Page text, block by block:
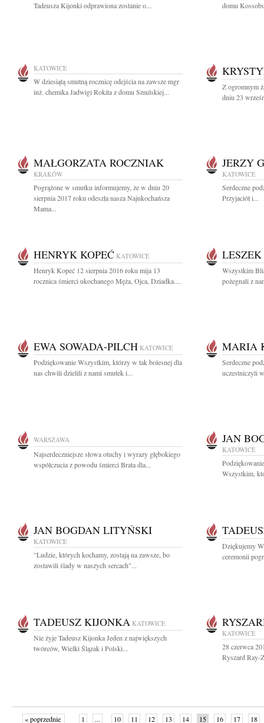
Tadeusza Kijonki odprawiona zostanie o...
domu
KATOWICE
W dziesiątą smutną rocznicę odejścia na zawsze mgr
inż. chemika Jadwigi Rokita z domu Smulskiej...
Z ogromnym
dniu 23
MAŁGORZATA ROCZNIAK
KRAKÓW
Pogrążone w smutku informujemy, że w dniu 20
sierpnia 2017 roku odeszła nasza Najukochańsza
Mama...
JERZY
KATOWICE
Serdeczne
Przyjaciół i...
HENRYK KOPEĆ KATOWICE
Henryk Kopeć 12 sierpnia 2016 roku mija 13
rocznica śmierci ukochanego Męża, Ojca, Dziadka....
Wszystkim
pożegnali z
EWA SOWADA-PILCH KATOWICE
Podziękowanie Wszystkim, którzy w tak bolesnej dla
nas chwili dzielili z nami smutek i...
MARIA
Serdeczne
uczestniczyli
WARSZAWA
Najserdeczniejsze słowa otuchy i wyrazy głębokiego
współczucia z powodu śmierci Brata dla...
JAN
KATOWICE
Wszystkim,
JAN BOGDAN LITYŃSKI
KATOWICE
"Ludzie, których kochamy, zostają na zawsze, bo
zostawili ślady w naszych sercach"...
Dziękujemy
ceremonii
TADEUSZ KIJONKA KATOWICE
Nie żyje Tadeusz Kijonka Jeden z największych
twórców, Wielki Ślązak i Polski...
KATOWICE
28 czerwca
Ryszard Ray-
« poprzednie 1 ... 10 11 12 13 14 15 16 17 18